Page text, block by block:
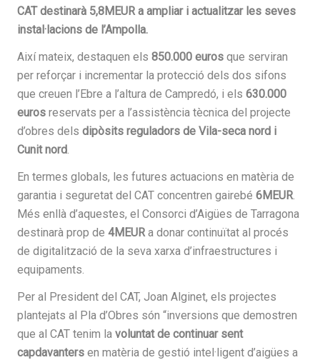
CAT destinarà 5,8MEUR a ampliar i actualitzar les seves
instal·lacions de l’Ampolla.
Així mateix, destaquen els 850.000 euros que serviran
per reforçar i incrementar la protecció dels dos sifons
que creuen l’Ebre a l’altura de Campredó, i els 630.000
euros reservats per a l’assistència tècnica del projecte
d’obres dels dipòsits reguladors de Vila-seca nord i
Cunit nord.
En termes globals, les futures actuacions en matèria de
garantia i seguretat del CAT concentren gairebé 6MEUR.
Més enllà d’aquestes, el Consorci d’Aigües de Tarragona
destinarà prop de 4MEURa donar continuïtat al procés
de digitalització de la seva xarxa d’infraestructures i
equipaments.
Per al President del CAT, Joan Alginet, els projectes
plantejats al Pla d’Obres són “inversions que demostren
que al CAT tenim la voluntat de continuar sent
capdavanters en matèria de gestió intel·ligent d’aigües a